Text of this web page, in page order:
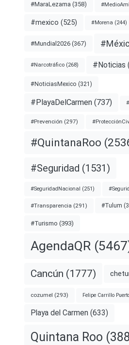
#MaraLezama (358)
#mexico (525) #Morena (244)
#Mundial2026 (367)
#Narcotráfico (268) #Noticias
#NoticiasMexico (321)
#PlayaDelCarmen (737)
#Prevención (297)
#QuintanaRoo
#Seguridad (1531)
#SeguridadNacional (251)
#Transparencia (291) #Tulum
#Turismo (393)
AgendaQR
Cancún (1777)
cozumel (293) Felipe Carrillo
Playa del Carmen (633)
Quintana Roo